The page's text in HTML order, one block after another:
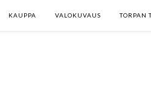
KAUPPA VALOKUVAUS TORPAN